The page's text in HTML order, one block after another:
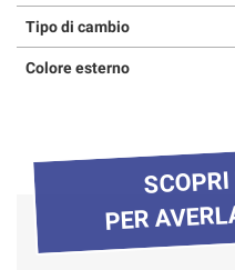
Tipo di cambio
Colore esterno
PER